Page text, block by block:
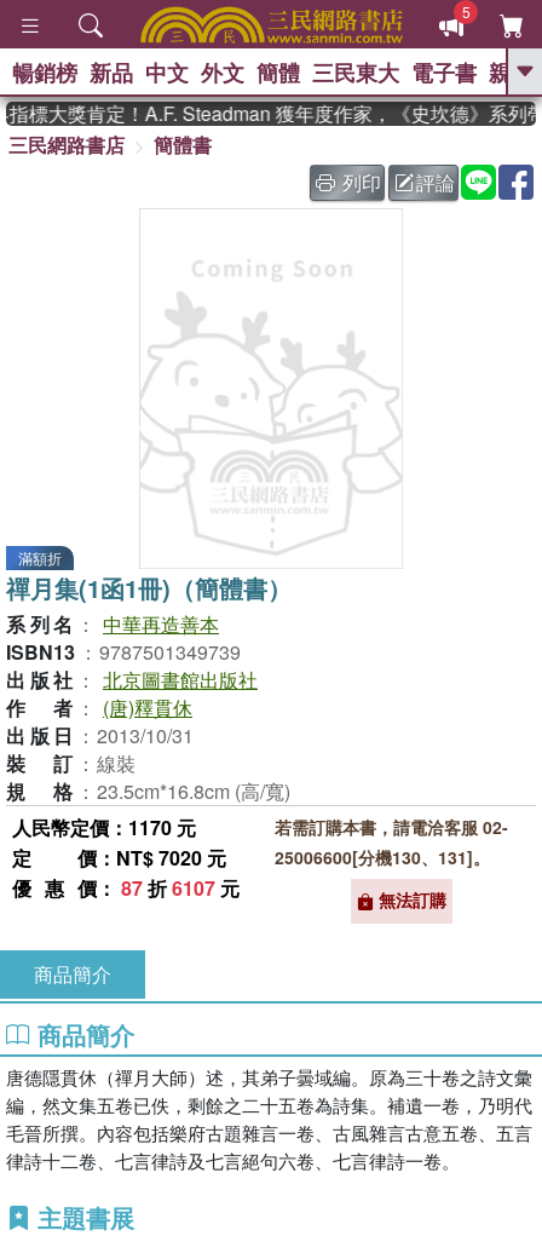
5
GO
、 如果歷史是一群喵 、 暑期
國際布克獎 臺灣漫遊錄 、 方
暢銷榜 新品 中文 外文 簡體 三民東大 電子書 親子
標大獎肯定！A.F. Steadman 獲年度作家，《史坎德》系列帶
三民網路書店
簡體書
列印
評論
滿額折
禪月集(1函1冊)（簡體書）
系列名 ： 中華再造善本
ISBN13 ： 9787501349739
出版社 ： 北京圖書館出版社
作者 ：
(唐)釋貫休
出版日 ： 2013/10/31
裝訂 ： 線裝
規格 ： 23.5cm*16.8cm (高/寬)
人民幣定價：1170 元
定價 ：NT$ 7020 元
優惠價 ： 87折6107 元
若需訂購本書，請電洽客服 02-
25006600[分機130、131]。
無法訂購
商品簡介
商品簡介
唐德隱貫休（禪月大師）述，其弟子曇域編。原為三十卷之詩文彙
編，然文集五卷已佚，剩餘之二十五卷為詩集。補遺一卷，乃明代
毛晉所撰。內容包括樂府古題雜言一卷、古風雜言古意五卷、五言
律詩十二卷、七言律詩及七言絕句六卷、七言律詩一卷。
主題書展